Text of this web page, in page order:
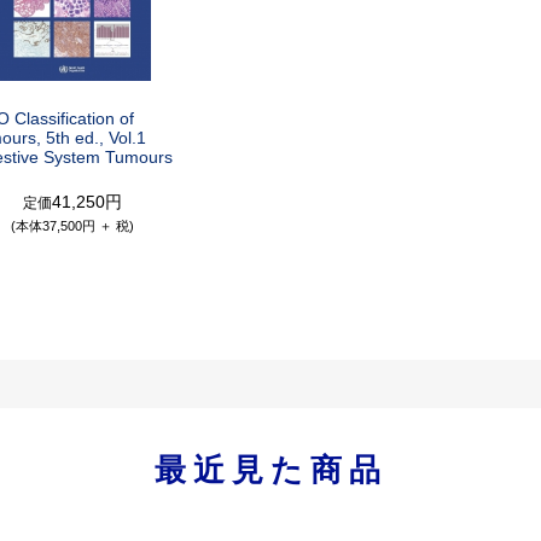
Classification of
5th ed., Vol.1
System Tumours
定価41,250円
(本体37,500円 ＋ 税)
最近見た商品